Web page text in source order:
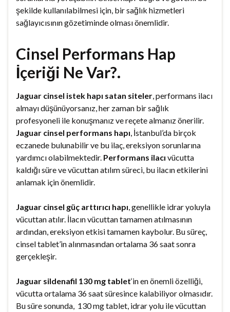
şekilde kullanılabilmesi için, bir sağlık hizmetleri
sağlayıcısının gözetiminde olması önemlidir.
Cinsel Performans Hap
İçeriği Ne Var?.
Jaguar cinsel istek hapı satan siteler, performans ilacı
almayı düşünüyorsanız, her zaman bir sağlık
profesyoneli ile konuşmanız ve reçete almanız önerilir.
Jaguar cinsel performans hapı, İstanbul’da birçok
eczanede bulunabilir ve bu ilaç, ereksiyon sorunlarına
yardımcı olabilmektedir. Performans ilacı vücutta
kaldığı süre ve vücuttan atılım süreci, bu ilacın etkilerini
anlamak için önemlidir.
Jaguar cinsel güç arttırıcı hapı, genellikle idrar yoluyla
vücuttan atılır. İlacın vücuttan tamamen atılmasının
ardından, ereksiyon etkisi tamamen kaybolur. Bu süreç,
cinsel tablet’in alınmasından ortalama 36 saat sonra
gerçekleşir.
Jaguar sildenafil 130 mg tablet‘in en önemli özelliği,
vücutta ortalama 36 saat süresince kalabiliyor olmasıdır.
Bu süre sonunda, 130 mg tablet, idrar yolu ile vücuttan